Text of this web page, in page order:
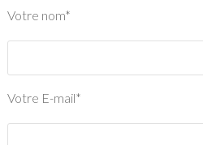
Votre nom*
Votre E-mail*